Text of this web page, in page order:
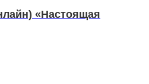
«Настоящая